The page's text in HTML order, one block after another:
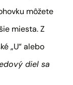
môžete
miesta. Z
„U“ alebo
diel sa